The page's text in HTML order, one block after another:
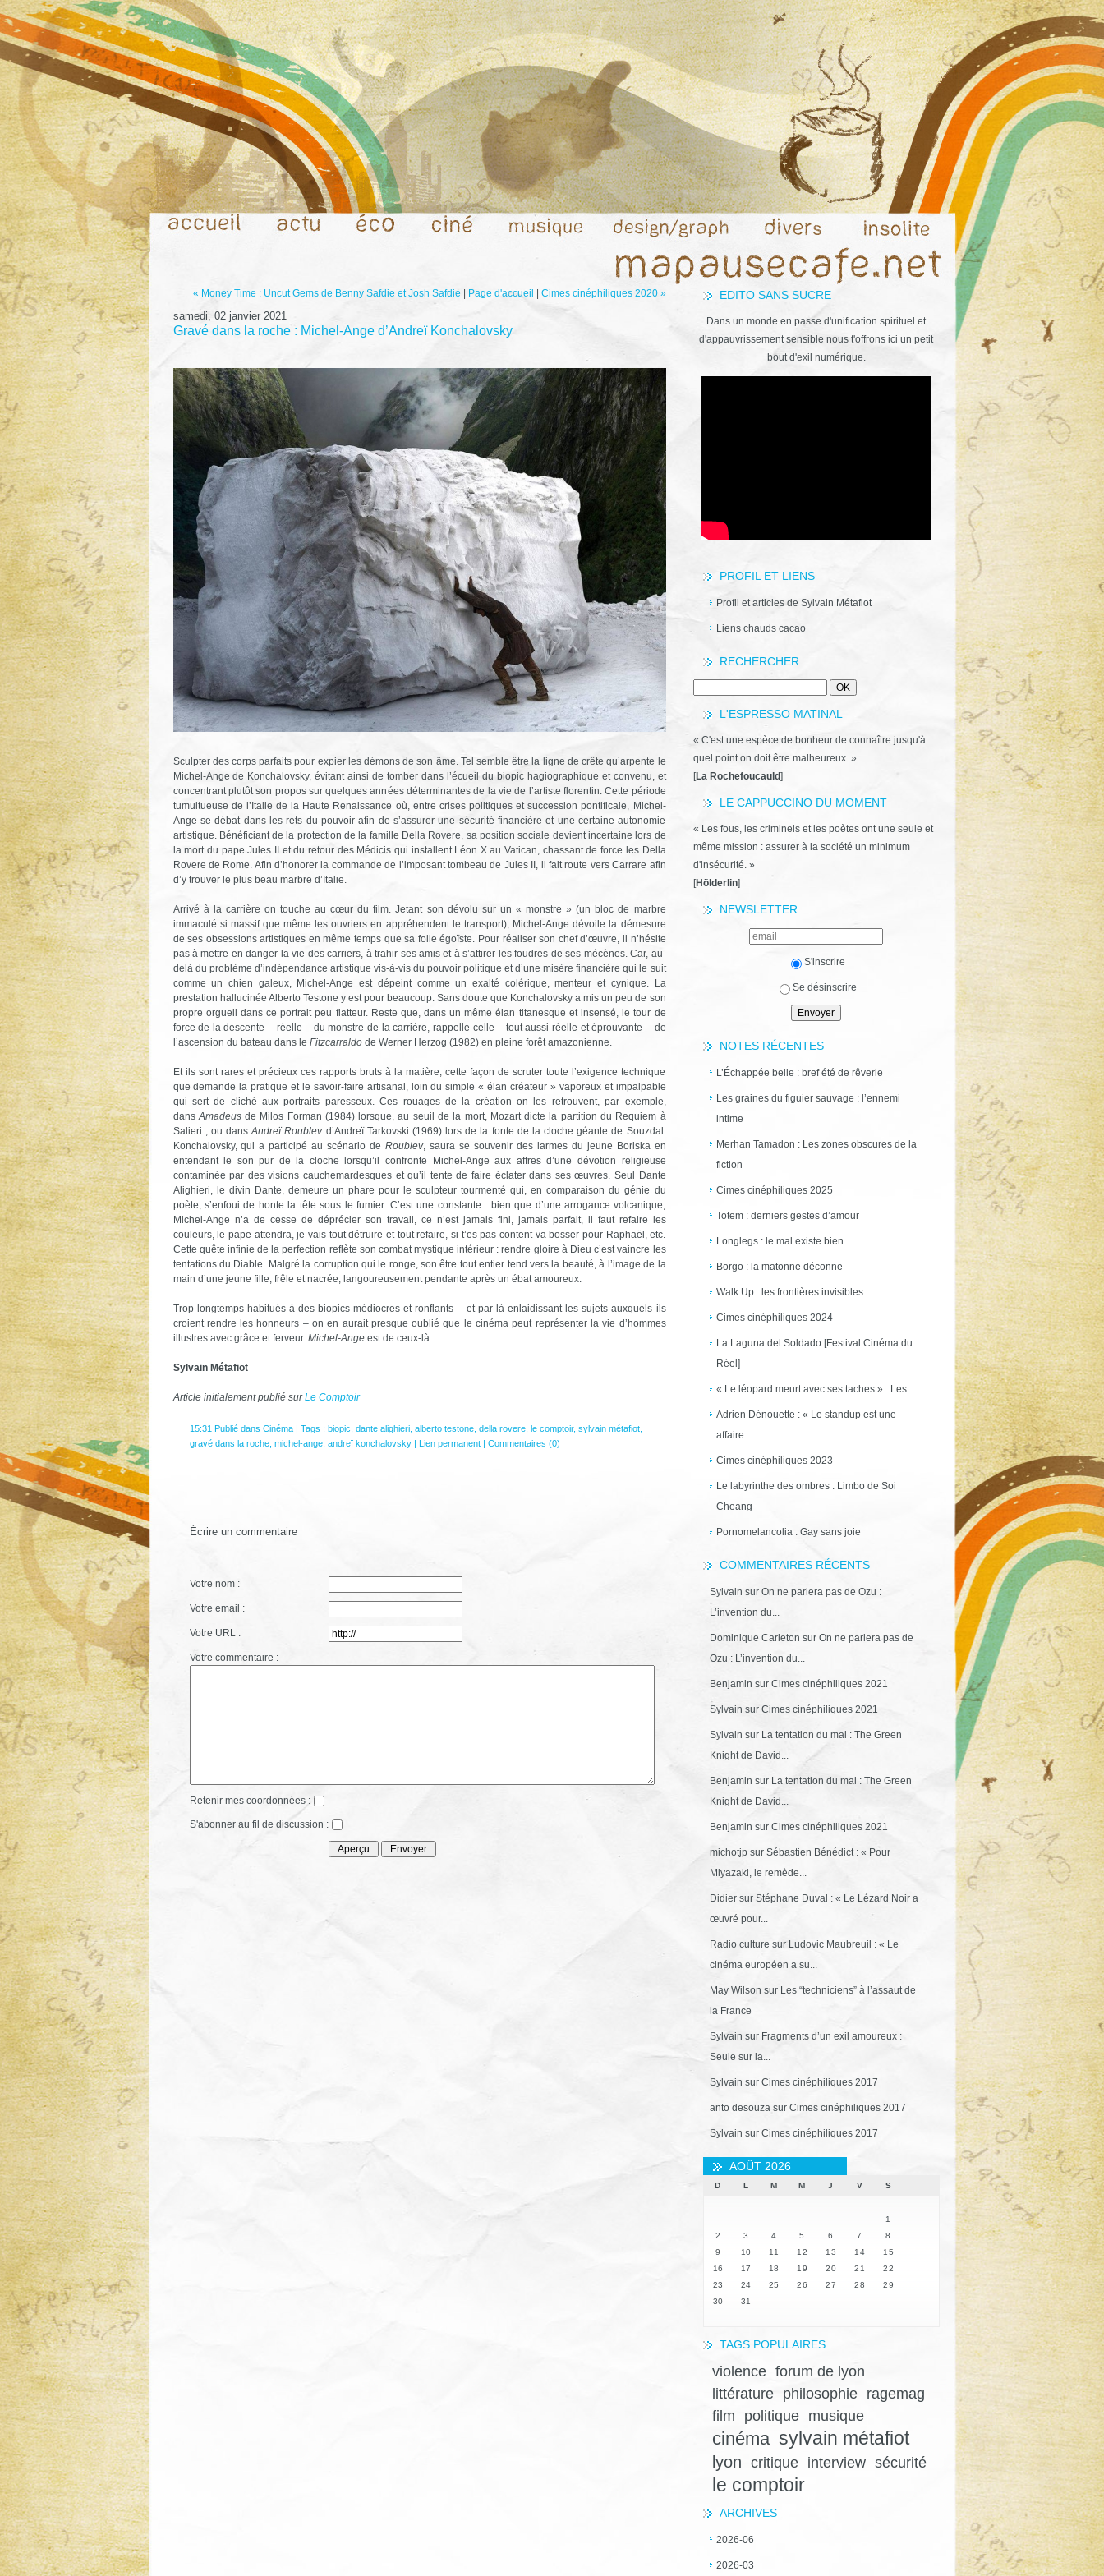
EDITO SANS SUCRE
Dans un monde en passe d'unification spirituel et
d'appauvrissement sensible nous t'offrons ici un petit
bout d'exil numérique.
PROFIL ET LIENS
Profil et articles de Sylvain Métafiot
Liens chauds cacao
RECHERCHER
L'ESPRESSO MATINAL
« C'est une espèce de bonheur de connaître jusqu'à
quel point on doit être malheureux. »
[La Rochefoucauld]
LE CAPPUCCINO DU MOMENT
« Les fous, les criminels et les poètes ont une seule et
même mission : assurer à la société un minimum
d'insécurité. »
[Hölderlin]
NEWSLETTER
S'inscrire
Se désinscrire
NOTES RÉCENTES
L’Échappée belle : bref été de rêverie
Les graines du figuier sauvage : l’ennemi
intime
Merhan Tamadon : Les zones obscures de la
fiction
Cimes cinéphiliques 2025
Totem : derniers gestes d’amour
Longlegs : le mal existe bien
Borgo : la matonne déconne
Walk Up : les frontières invisibles
Cimes cinéphiliques 2024
La Laguna del Soldado [Festival Cinéma du
Réel]
« Le léopard meurt avec ses taches » : Les...
Adrien Dénouette : « Le standup est une
affaire...
Cimes cinéphiliques 2023
Le labyrinthe des ombres : Limbo de Soi
Cheang
Pornomelancolia : Gay sans joie
COMMENTAIRES RÉCENTS
Sylvain sur On ne parlera pas de Ozu :
L’invention du...
Dominique Carleton sur On ne parlera pas de
Ozu : L’invention du...
Benjamin sur Cimes cinéphiliques 2021
Sylvain sur Cimes cinéphiliques 2021
Sylvain sur La tentation du mal : The Green
Knight de David...
Benjamin sur La tentation du mal : The Green
Knight de David...
Benjamin sur Cimes cinéphiliques 2021
michotjpsur Sébastien Bénédict : « Pour
Miyazaki, le remède...
Didiersur Stéphane Duval : « Le Lézard Noir a
œuvré pour...
Radio culture sur Ludovic Maubreuil : « Le
cinéma européen a su...
May Wilson sur Les “techniciens” à l’assaut de
la France
Sylvain sur Fragments d’un exil amoureux :
Seule sur la...
Sylvain sur Cimes cinéphiliques 2017
anto desouzasur Cimes cinéphiliques 2017
Sylvain sur Cimes cinéphiliques 2017
AOÛT 2026
D L M M J V S
1
2
3 4 5 6 7
8
9
10 11 12 13 14
15
16
17 18 19 20 21
22
23
24 25 26 27 28
29
30
31
TAGS POPULAIRES
violence forum de lyon
littérature
philosophie
ragemag
film
politique musique
cinéma sylvain métafiot
lyon critique interview sécurité
le comptoir
ARCHIVES
2026-06
2026-03
« Money Time : Uncut Gems de Benny Safdie et Josh Safdie| Page d'accueil Cimes cinéphiliques 2020 »
samedi, 02 janvier 2021
Gravé dans la roche : Michel-Ange d’Andreï Konchalovsky
Sculpter des corps parfaits pour expier les démons de son âme. Tel semble être la ligne de crête qu’arpente le
Michel-Ange de Konchalovsky, évitant ainsi de tomber dans l’écueil du biopic hagiographique et convenu, et
concentrant plutôt son propos sur quelques années déterminantes de la vie de l’artiste florentin. Cette période
tumultueuse de l’Italie de la Haute Renaissance où, entre crises politiques et succession pontificale, Michel-
Ange se débat dans les rets du pouvoir afin de s’assurer une sécurité financière et une certaine autonomie
artistique. Bénéficiant de la protection de la famille Della Rovere, sa position sociale devient incertaine lors de
la mort du pape Jules II et du retour des Médicis qui installent Léon X au Vatican, chassant de force les Della
Rovere de Rome. Afin d’honorer la commande de l’imposant tombeau de Jules II, il fait route vers Carrare afin
d’y trouver le plus beau marbre d’Italie.
Arrivé à la carrière on touche au cœur du film. Jetant son dévolu sur un « monstre » (un bloc de marbre
immaculé si massif que même les ouvriers en appréhendent le transport), Michel-Ange dévoile la démesure
de ses obsessions artistiques en même temps que sa folie égoïste. Pour réaliser son chef d’œuvre, il n’hésite
pas à mettre en danger la vie des carriers, à trahir ses amis et à s’attirer les foudres de ses mécènes. Car, au-
delà du problème d’indépendance artistique vis-à-vis du pouvoir politique et d’une misère financière qui le suit
comme un chien galeux, Michel-Ange est dépeint comme un exalté colérique, menteur et cynique. La
prestation hallucinée Alberto Testone y est pour beaucoup. Sans doute que Konchalovsky a mis un peu de son
propre orgueil dans ce portrait peu flatteur. Reste que, dans un même élan titanesque et insensé, le tour de
force de la descente – réelle – du monstre de la carrière, rappelle celle – tout aussi réelle et éprouvante – de
l’ascension du bateau dans le Fitzcarraldode Werner Herzog (1982) en pleine forêt amazonienne.
Et ils sont rares et précieux ces rapports bruts à la matière, cette façon de scruter toute l’exigence technique
que demande la pratique et le savoir-faire artisanal, loin du simple « élan créateur » vaporeux et impalpable
qui sert de cliché aux portraits paresseux. Ces rouages de la création on les retrouvent, par exemple,
dans Amadeusde Milos Forman (1984) lorsque, au seuil de la mort, Mozart dicte la partition du Requiem à
Salieri ; ou dansAndreï Roublevd’Andreï Tarkovski (1969) lors de la fonte de la cloche géante de Souzdal.
Konchalovsky, qui a participé au scénario deRoublev, saura se souvenir des larmes du jeune Boriska en
entendant le son pur de la cloche lorsqu’il confronte Michel-Ange aux affres d’une dévotion religieuse
contaminée par des visions cauchemardesques et qu’il tente de faire éclater dans ses œuvres. Seul Dante
Alighieri, le divin Dante, demeure un phare pour le sculpteur tourmenté qui, en comparaison du génie du
poète, s’enfoui de honte la tête sous le fumier. C’est une constante : bien que d’une arrogance volcanique,
Michel-Ange n’a de cesse de déprécier son travail, ce n’est jamais fini, jamais parfait, il faut refaire les
couleurs, le pape attendra, je vais tout détruire et tout refaire, si t’es pas content va bosser pour Raphaël, etc.
Cette quête infinie de la perfection reflète son combat mystique intérieur : rendre gloire à Dieu c’est vaincre les
tentations du Diable. Malgré la corruption qui le ronge, son être tout entier tend vers la beauté, à l’image de la
main d’une jeune fille, frêle et nacrée, langoureusement pendante après un ébat amoureux.
Trop longtemps habitués à des biopics médiocres et ronflants – et par là enlaidissant les sujets auxquels ils
croient rendre les honneurs – on en aurait presque oublié que le cinéma peut représenter la vie d’hommes
illustres avec grâce et ferveur. Michel-Angeest de ceux-là.
Sylvain Métafiot
Article initialement publié surLe Comptoir
15:31 Publié dans Cinéma| Tags : biopic dante alighieri, alberto testone, della rovere, le comptoir, sylvain métafiot,
gravé dans la roche, michel-ange, andreï konchalovsky| Lien permanent| Commentaires (0)
Écrire un commentaire
Votre nom :
Votre email :
Votre URL :
Votre commentaire :
Retenir mes coordonnées :
S'abonner au fil de discussion :